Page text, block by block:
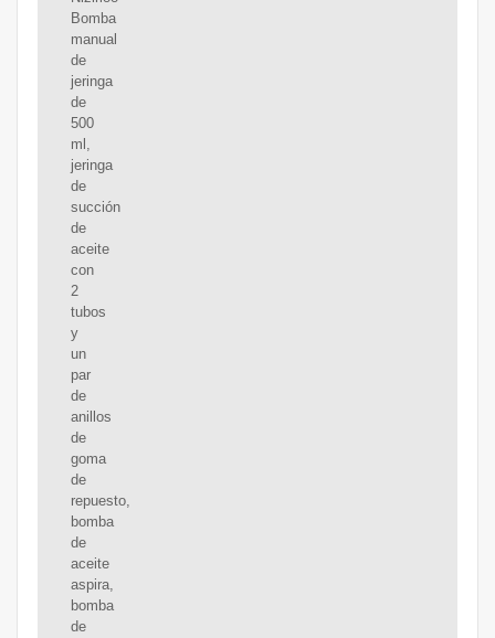
Bomba
manual
de
jeringa
de
500
ml,
jeringa
de
succión
de
aceite
con
2
tubos
y
un
par
de
anillos
de
goma
de
repuesto,
bomba
de
aceite
aspira,
bomba
de